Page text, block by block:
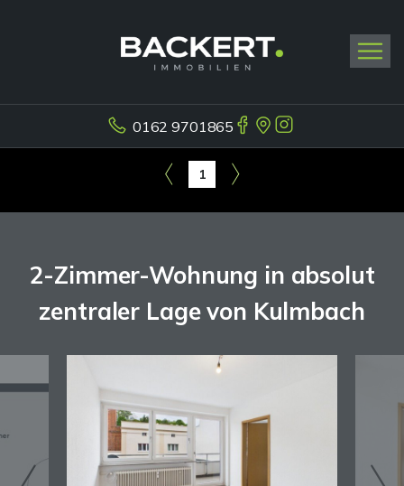
0162 9701865
1
2-Zimmer-Wohnung in absolut
zentraler Lage von Kulmbach